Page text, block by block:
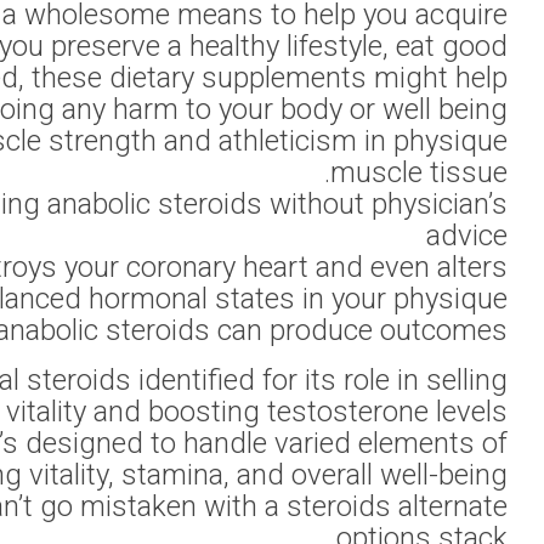
muscle,
They have
Though
is unlawful
If you’re